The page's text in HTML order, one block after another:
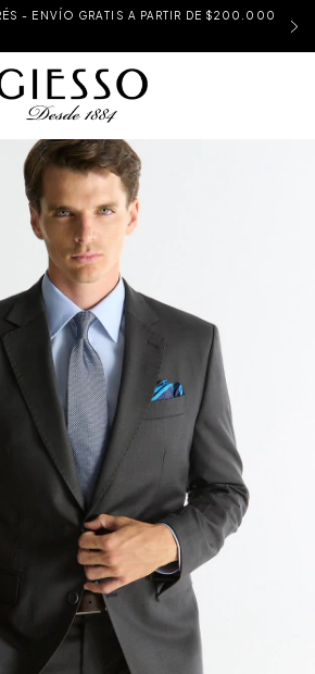
- ENVÍO GRATIS A PARTIR DE $200.000